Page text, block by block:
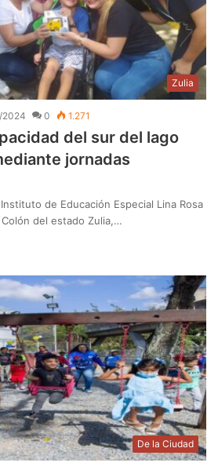
Zulia
2024 0 1.271
del sur del lago
jornadas
de Educación Especial Lina Rosa
del estado Zulia,…
De la Ciudad